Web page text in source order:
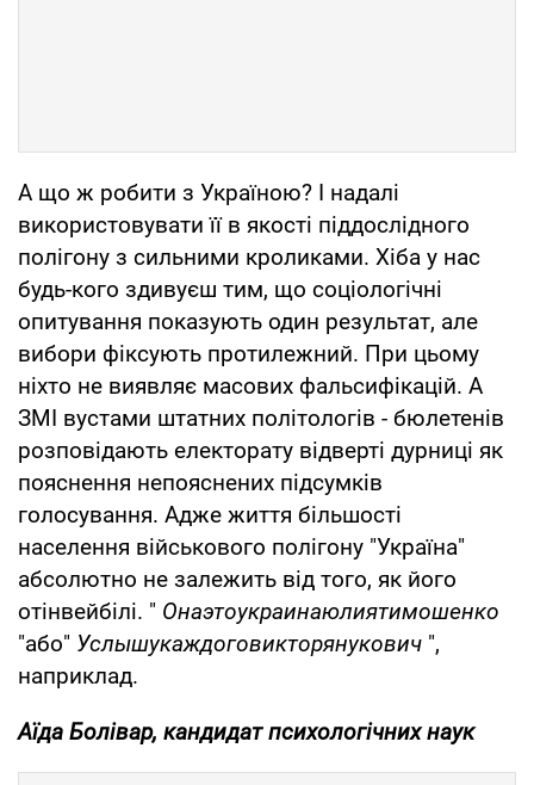
А що ж робити з Україною? І надалі
використовувати її в якості піддослідного
полігону з сильними кроликами. Хіба у нас
будь-кого здивуєш тим, що соціологічні
опитування показують один результат, але
вибори фіксують протилежний. При цьому
ніхто не виявляє масових фальсифікацій. А
ЗМІ вустами штатних політологів - бюлетенів
розповідають електорату відверті дурниці як
пояснення непояснених підсумків
голосування. Адже життя більшості
населення військового полігону "Україна"
абсолютно не залежить від того, як його
отінвейбілі. " Онаэтоукраинаюлиятимошенко
"або" Услышукаждоговикторянукович ",
наприклад.
Аїда Болівар, кандидат психологічних наук